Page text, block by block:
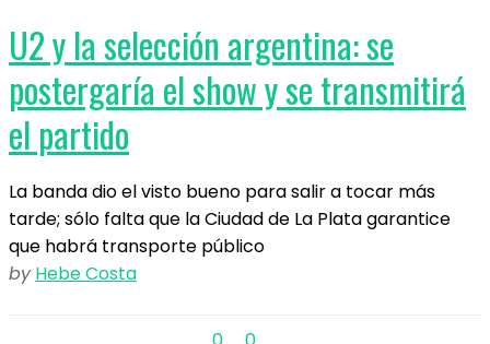
U2 y la selección argentina: se
postergaría el show y se transmitirá
el partido
La banda dio el visto bueno para salir a tocar más
tarde; sólo falta que la Ciudad de La Plata garantice
que habrá transporte público
by Hebe Costa